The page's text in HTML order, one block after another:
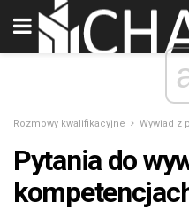
Rozmowy kwalifikacyjne Wywiad z
Pytania do